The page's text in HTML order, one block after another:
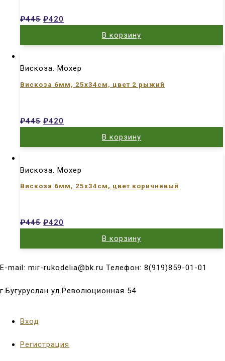
₽445 ₽420
В корзину
Вискоза. Мохер
Вискоза 6мм, 25х34см, цвет 2 рыжий
₽445 ₽420
В корзину
Вискоза. Мохер
Вискоза 6мм, 25х34см, цвет коричневый
₽445 ₽420
В корзину
E-mail: mir-rukodelia@bk.ru Телефон: 8(919)859-01-01
г.Бугуруслан ул.Революционная 54
Вход
Регистрация